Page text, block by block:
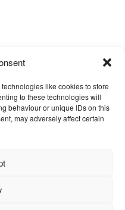
like cookies to store
to these technologies will
behaviour or unique IDs on this
may adversely affect certain
droits réservés.